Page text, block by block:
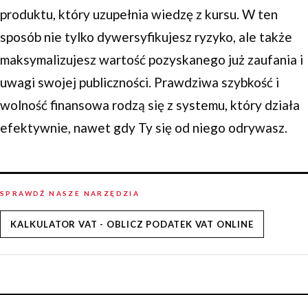
produktu, który uzupełnia wiedzę z kursu. W ten
sposób nie tylko dywersyfikujesz ryzyko, ale także
maksymalizujesz wartość pozyskanego już zaufania i
uwagi swojej publiczności. Prawdziwa szybkość i
wolność finansowa rodzą się z systemu, który działa
efektywnie, nawet gdy Ty się od niego odrywasz.
SPRAWDŹ NASZE NARZĘDZIA
KALKULATOR VAT - OBLICZ PODATEK VAT ONLINE